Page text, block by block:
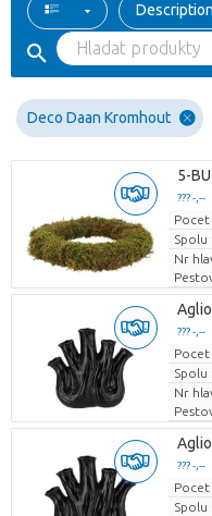
Description
Deco Daan Kromhout
5-
??? -,--
Cena
Pocet
Spolu :
Nr
??? -,--
Cena
Pocet
Spolu :
Nr
??? -,--
Cena
Pocet
Spolu :